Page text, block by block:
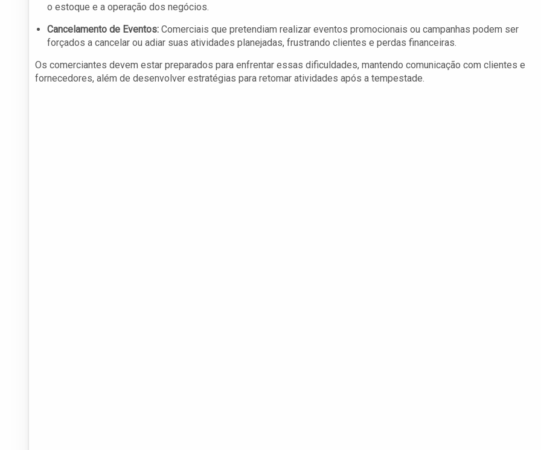
o estoque e a operação dos negócios.
Cancelamento de Eventos: Comerciais que pretendiam realizar eventos promocionais ou campanhas podem ser
forçados a cancelar ou adiar suas atividades planejadas, frustrando clientes e perdas financeiras.
Os comerciantes devem estar preparados para enfrentar essas dificuldades, mantendo comunicação com clientes e
fornecedores, além de desenvolver estratégias para retomar atividades após a tempestade.